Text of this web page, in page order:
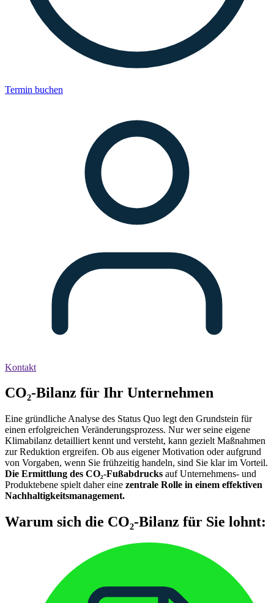
Termin buchen
Kontakt
CO₂-Bilanz für Ihr Unternehmen
Eine gründliche Analyse des Status Quo legt den Grundstein für
einen erfolgreichen Veränderungsprozess. Nur wer seine eigene
Klimabilanz detailliert kennt und versteht, kann gezielt Maßnahmen
zur Reduktion ergreifen. Ob aus eigener Motivation oder aufgrund
von Vorgaben, wenn Sie frühzeitig handeln, sind Sie klar im Vorteil.
Die Ermittlung des CO₂-Fußabdrucks auf Unternehmens- und
Produktebene spielt daher eine zentrale Rolle in einem effektiven
Nachhaltigkeitsmanagement.
Warum sich die CO₂-Bilanz für Sie lohnt: